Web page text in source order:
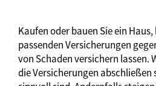
Kaufen oder bauen Sie ein
passenden Versicherungen
von Schaden versichern lassen.
die Versicherungen abschließen